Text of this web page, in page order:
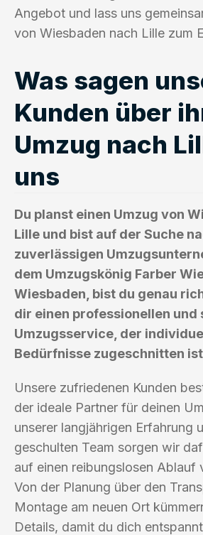
Angebot und lass uns
von Wiesbaden nach Lille zum
Was sagen
Kunden über
Umzug nach
uns
Du planst einen Umzug von
Lille und bist auf der Suche
zuverlässigen
dem Umzugskönig Farber
Wiesbaden, bist du genau
dir einen professionellen und
Umzugsservice, der
Bedürfnisse zugeschnitten
Unsere zufriedenen Kunden
der ideale Partner für deinen
unserer langjährigen Erfahrung
geschulten Team sorgen wir
auf einen reibungslosen Ablauf
Von der Planung über den
Montage am neuen Ort
Details, damit du dich